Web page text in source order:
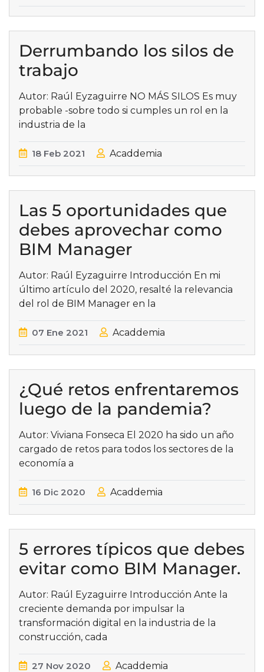
Derrumbando los silos de
trabajo
Autor: Raúl Eyzaguirre NO MÁS SILOS Es muy
probable -sobre todo si cumples un rol en la
industria de la
18 Feb 2021 Acaddemia
Las 5 oportunidades que
debes aprovechar como
BIM Manager
Autor: Raúl Eyzaguirre Introducción En mi
último artículo del 2020, resalté la relevancia
del rol de BIM Manager en la
07 Ene 2021 Acaddemia
¿Qué retos enfrentaremos
luego de la pandemia?
Autor: Viviana Fonseca El 2020 ha sido un año
cargado de retos para todos los sectores de la
economía a
16 Dic 2020 Acaddemia
5 errores típicos que debes
evitar como BIM Manager.
Autor: Raúl Eyzaguirre Introducción Ante la
creciente demanda por impulsar la
transformación digital en la industria de la
construcción, cada
27 Nov 2020 Acaddemia